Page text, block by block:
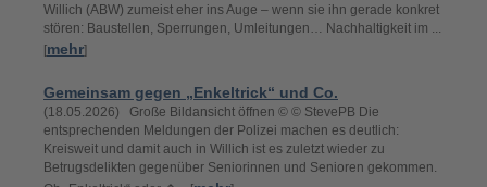
Willich (ABW) zumeist eher ins Auge – wenn sie ihn gerade konkret
stören: Baustellen, Sperrungen, Umleitungen… Nachhaltigkeit im ...
[mehr]
Gemeinsam gegen „Enkeltrick“ und Co.
(18.05.2026) Große Bildansicht öffnen © © StevePB Die
entsprechenden Meldungen der Polizei machen es deutlich:
Kreisweit und damit auch in Willich ist es zuletzt wieder zu
Betrugsdelikten gegenüber Seniorinnen und Senioren gekommen.